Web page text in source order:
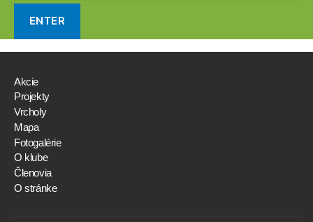
Akcie
Projekty
Vrcholy
Mapa
Fotogalérie
O klube
Členovia
O stránke